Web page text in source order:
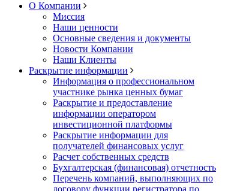
О Компании
Миссия
Наши ценности
Основные сведения и документы
Новости Компании
Наши Клиенты
Раскрытие информации
Информация о профессиональном
участнике рынка ценных бумаг
Раскрытие и предоставление
информации оператором
инвестиционной платформы
Раскрытие информации для
получателей финансовых услуг
Расчет собственных средств
Бухгалтерская (финансовая) отчетность
Перечень компаний, выполняющих по
договору функции регистратора по